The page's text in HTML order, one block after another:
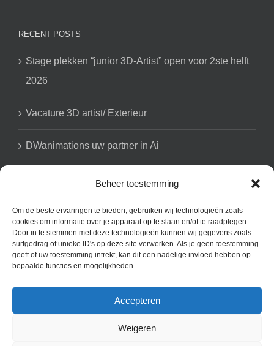
Beheer toestemming
Om de beste ervaringen te bieden, gebruiken wij technologieën zoals
cookies om informatie over je apparaat op te slaan en/of te raadplegen.
Door in te stemmen met deze technologieën kunnen wij gegevens zoals
surfgedrag of unieke ID's op deze site verwerken. Als je geen toestemming
geeft of uw toestemming intrekt, kan dit een nadelige invloed hebben op
bepaalde functies en mogelijkheden.
Accepteren
Weigeren
RECENT POSTS
Stage plekken “junior 3D-Artist” open voor 2ste helft
2026
Vacature 3D artist/ Exterieur
DWanimations uw partner in Ai
by our clients l Contact: b.dejongh@dwanimations.nl | Noordwal 80